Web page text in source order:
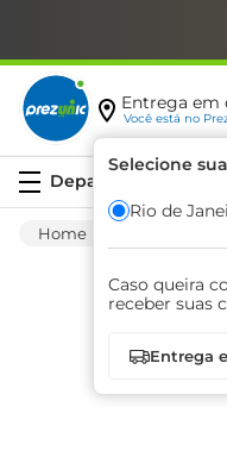
Entrega em
Você está no
Selecione
Rio de
Caso queira
receber suas
Entrega